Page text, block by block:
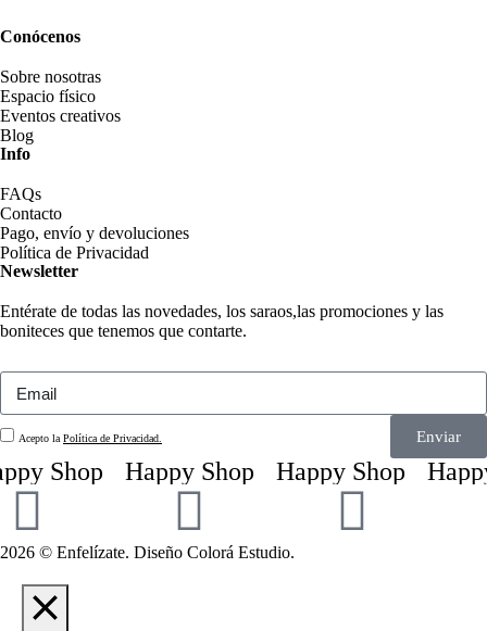
Conócenos
Sobre nosotras
Espacio físico
Eventos creativos
Blog
Info
FAQs
Contacto
Pago, envío y devoluciones
Política de Privacidad
Newsletter
Entérate de todas las novedades, los saraos,las promociones y las
boniteces que tenemos que contarte.
Acepto laPolítica de Privacidad. Enviar
Shop Happy Shop Happy Shop
2026 © Enfelízate. Diseño Colorá Estudio.